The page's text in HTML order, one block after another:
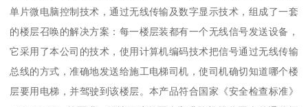
单片微电脑控制技术，通过无线传输及数字显示技术，组成了一套
的楼层召唤的解决方案：每一楼层装都有一个无线信号发送设备，
它采用了本公司的技术，使用计算机编码技术把信号通过无线传输
总线的方式，准确地发送给施工电梯司机，使司机确切知道哪个楼
层要用电梯，并驾驶到该楼层。本产品符合国家《安全检查标准》